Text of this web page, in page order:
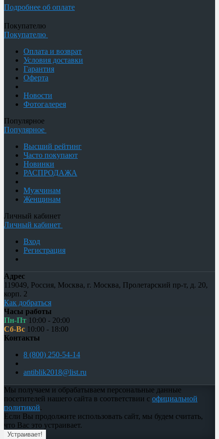
Подробнее об оплате
Покупателю
Покупателю
Оплата и возврат
Условия доставки
Гарантия
Оферта
Новости
Фотогалерея
Популярное
Популярное
Высший рейтинг
Часто покупают
Новинки
РАСПРОДАЖА
Мужчинам
Женщинам
Личный кабинет
Личный кабинет
Вход
Регистрация
Адрес
119049, Россия, Москва, г. Москва, Пролетарский пр-т, д. 20,
корп. 2
Как добраться
Часы работы
Пн-Пт 10:00 - 20:00
Сб-Вс 10:00 - 18:00
Контакты
8 (800) 250-54-14
antiblik2018@list.ru
Мы получаем и обрабатываем персональные данные
посетителей нашего сайта в соответствии с официальной
политикой.
Если Вы продолжите использовать сайт, мы будем считать,
что Вас это устраивает.
Устраивает!